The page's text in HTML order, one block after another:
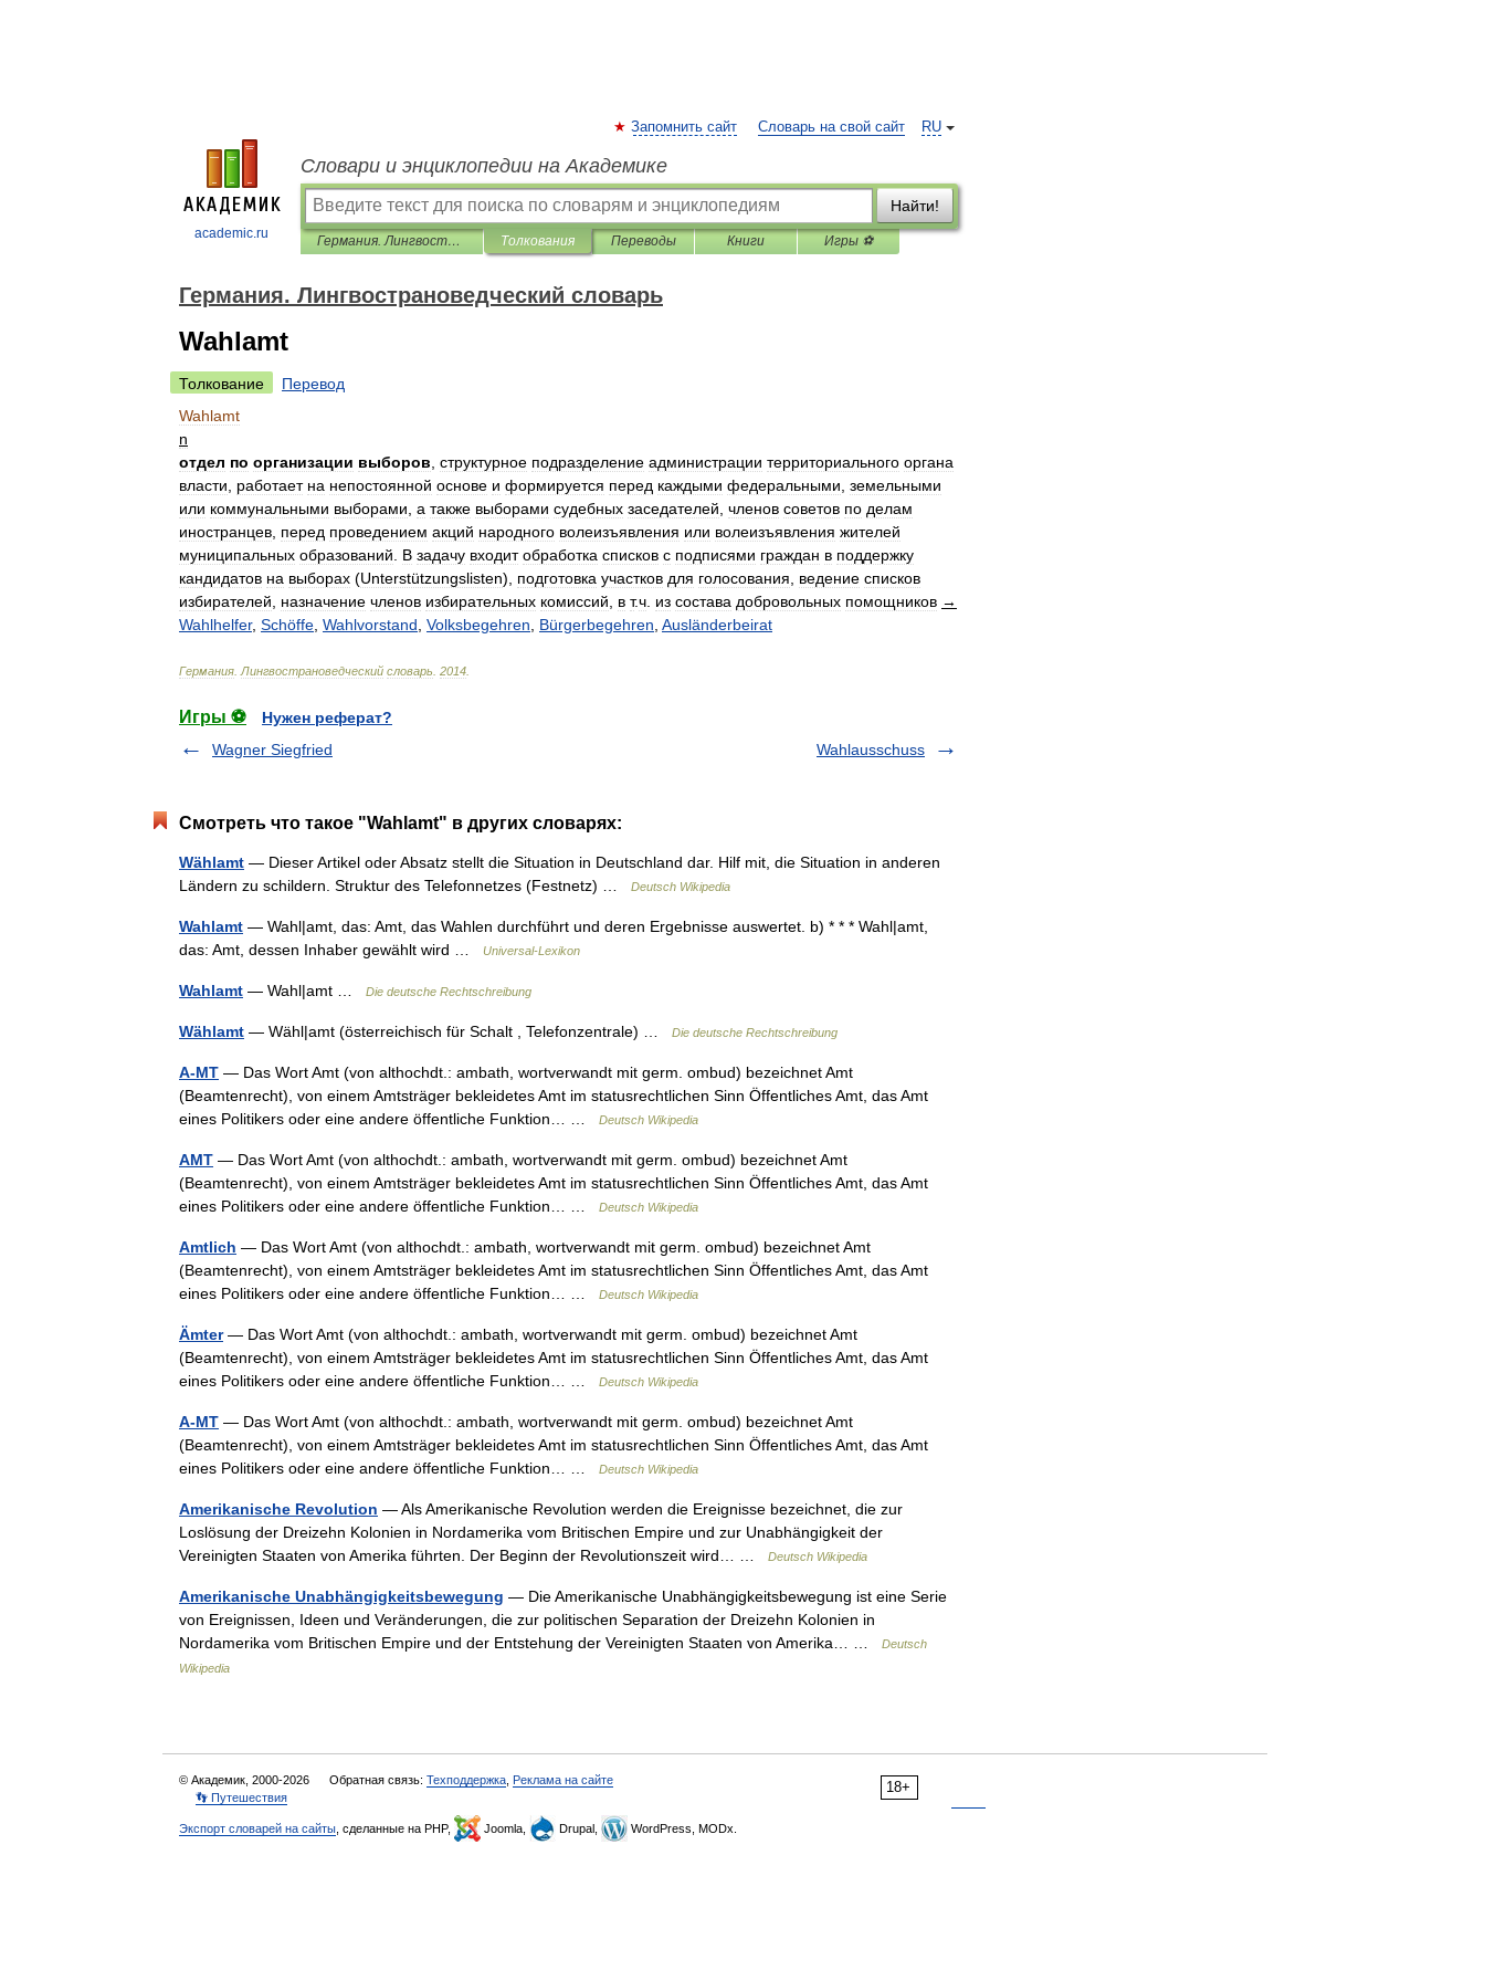
academic.ru
RU
Запомнить сайт Словарь на свой сайт
Словари и энциклопедии на Академике
Найти!
Германия. Лингвострановедческий словарь Толкования Переводы Книги Игры ⚽
Германия. Лингвострановедческий словарь
Wahlamt
Толкование
Перевод
Wahlamt
n
отдел по организации выборов структурное подразделение администрации территориального органа
власти
работает на непостоянной основе и формируется перед каждыми федеральными земельными
или коммунальными выборами а также выборами судебных заседателей членов советов по делам
иностранцев перед проведением акций народного волеизъявления или волеизъявления жителей
муниципальных образований В задачу входит обработка списков с подписями граждан в поддержку
кандидатов на выборах (Unterstützungslisten), подготовка участков для голосования ведение списков
избирателей
назначение членов избирательных комиссий в т.ч из состава добровольных помощников →
Wahlhelfer, Schöffe Wahlvorstand Volksbegehren Bürgerbegehren Ausländerbeirat
Германия Лингвострановедческий словарь 2014
Игры ⚽
Нужен реферат?
Wagner Siegfried
Wahlausschuss
Смотреть что такое "Wahlamt" в других словарях:
Wählamt — Dieser Artikel oder Absatz stellt die Situation in Deutschland dar. Hilf mit, die Situation in anderen
Ländern zu schildern. Struktur des Telefonnetzes (Festnetz) …
Deutsch Wikipedia
Wahlamt — Wahl|amt, das: Amt, das Wahlen durchführt und deren Ergebnisse auswertet. b) * * * Wahl|amt,
das: Amt, dessen Inhaber gewählt wird …
Universal-Lexikon
Wahlamt — Wahl|amt … Die deutsche Rechtschreibung
Wählamt — Wähl|amt (österreichisch für Schalt , Telefonzentrale) … Die deutsche Rechtschreibung
A-MT — Das Wort Amt (von althochdt.: ambath, wortverwandt mit germ. ombud) bezeichnet Amt
(Beamtenrecht), von einem Amtsträger bekleidetes Amt im statusrechtlichen Sinn Öffentliches Amt, das Amt
eines Politikers oder eine andere öffentliche Funktion… …
Deutsch Wikipedia
AMT — Das Wort Amt (von althochdt.: ambath, wortverwandt mit germ. ombud) bezeichnet Amt
(Beamtenrecht), von einem Amtsträger bekleidetes Amt im statusrechtlichen Sinn Öffentliches Amt, das Amt
eines Politikers oder eine andere öffentliche Funktion… …
Deutsch Wikipedia
Amtlich — Das Wort Amt (von althochdt.: ambath, wortverwandt mit germ. ombud) bezeichnet Amt
(Beamtenrecht), von einem Amtsträger bekleidetes Amt im statusrechtlichen Sinn Öffentliches Amt, das Amt
eines Politikers oder eine andere öffentliche Funktion… …
Deutsch Wikipedia
Ämter— Das Wort Amt (von althochdt.: ambath, wortverwandt mit germ. ombud) bezeichnet Amt
(Beamtenrecht), von einem Amtsträger bekleidetes Amt im statusrechtlichen Sinn Öffentliches Amt, das Amt
eines Politikers oder eine andere öffentliche Funktion… …
Deutsch Wikipedia
Α-MT — Das Wort Amt (von althochdt.: ambath, wortverwandt mit germ. ombud) bezeichnet Amt
(Beamtenrecht), von einem Amtsträger bekleidetes Amt im statusrechtlichen Sinn Öffentliches Amt, das Amt
eines Politikers oder eine andere öffentliche Funktion… …
Deutsch Wikipedia
Amerikanische Revolution — Als Amerikanische Revolution werden die Ereignisse bezeichnet, die zur
Loslösung der Dreizehn Kolonien in Nordamerika vom Britischen Empire und zur Unabhängigkeit der
Vereinigten Staaten von Amerika führten. Der Beginn der Revolutionszeit wird… …
Deutsch Wikipedia
Amerikanische Unabhängigkeitsbewegung — Die Amerikanische Unabhängigkeitsbewegung ist eine Serie
von Ereignissen, Ideen und Veränderungen, die zur politischen Separation der Dreizehn Kolonien in
Nordamerika vom Britischen Empire und der Entstehung der Vereinigten Staaten von Amerika… …
Deutsch
Wikipedia
18+
© Академик, 2000-2026 Обратная связь: Техподдержка Реклама на сайте
👣 Путешествия
Экспорт словарей на сайты , сделанные на PHP, Joomla, Drupal, WordPress, MODx.